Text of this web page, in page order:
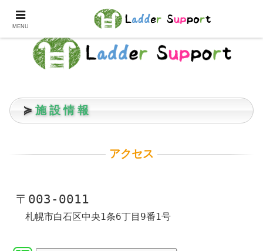
≽施 設 情 報
アクセス
〒003-0011
札幌市白石区中央1条6丁目9番1号
MENU